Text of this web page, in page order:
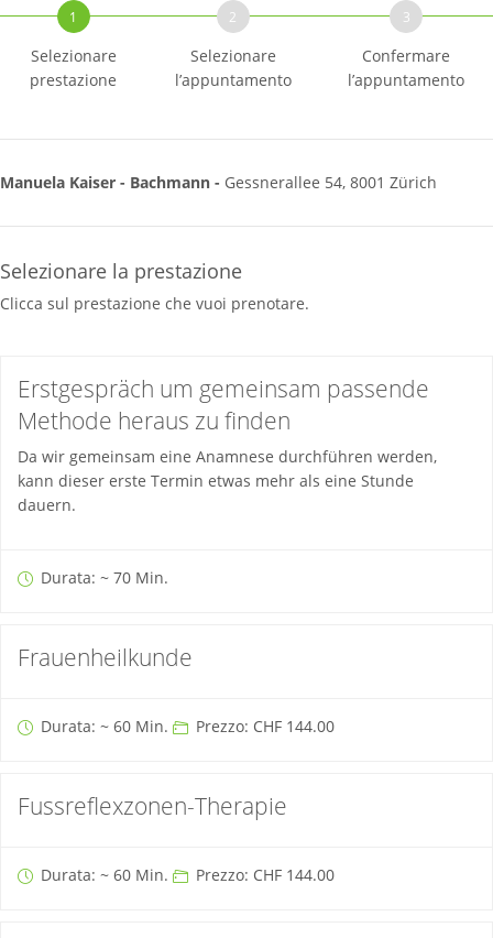
1
Selezionare
prestazione
2
Selezionare
l’appuntamento
3
Confermare
l’appuntamento
Manuela Kaiser - Bachmann - Gessnerallee 54, 8001 Zürich
Selezionare la prestazione
Clicca sul prestazione che vuoi prenotare.
Erstgespräch um gemeinsam passende
Methode heraus zu finden
Da wir gemeinsam eine Anamnese durchführen werden,
kann dieser erste Termin etwas mehr als eine Stunde
dauern.
Durata: ~ 70 Min.
Frauenheilkunde
Durata: ~ 60 Min. Prezzo: CHF 144.00
Fussreflexzonen-Therapie
Durata: ~ 60 Min. Prezzo: CHF 144.00